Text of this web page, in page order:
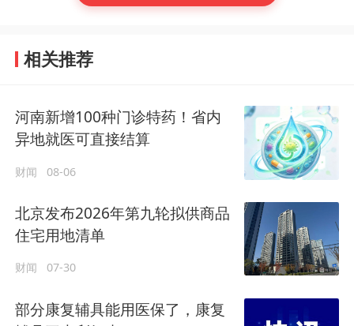
相关推荐
河南新增100种门诊特药！省内
异地就医可直接结算
财闻 08-06
北京发布2026年第九轮拟供商品
住宅用地清单
财闻 07-30
部分康复辅具能用医保了，康复